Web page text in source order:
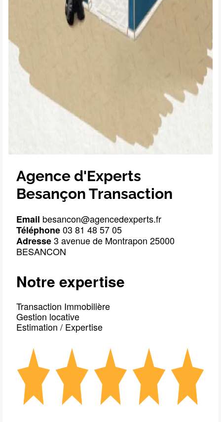
Agence d'Experts
Besançon Transaction
Email besancon@agencedexperts.fr
Téléphone 03 81 48 57 05
Adresse 3 avenue de Montrapon 25000
BESANCON
Notre expertise
Transaction Immobilière
Gestion locative
Estimation / Expertise